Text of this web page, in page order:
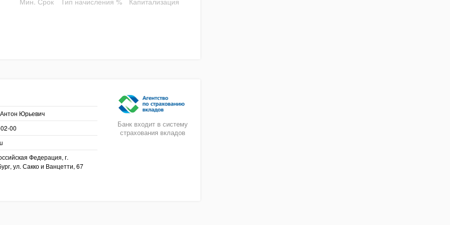
Юрьевич
00
Федерация, г.
ул. Сакко и Ванцетти, 67
Банк входит в систему
страхования вкладов